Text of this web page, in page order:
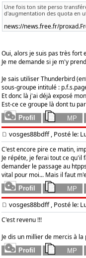
Une fois ton site perso
d'augmentation des quota en
news://news.free.fr/
Oui, alors je suis pas très fort
Je me demande si je m'y
Je sais utiliser Thunderbird
sous-groupe intitulé :
Et donc là j'ai déjà exposé
Est-ce ce groupe là dont tu
vosges88bdff, Posté le:
C'est encore pire ce matin,
Je répéte, je ferai tout ce
demander le passage au
vital pour moi... Mais il faut
vosges88bdff, Posté le:
C'est revenu !!!
Je dis un millier de mercis à